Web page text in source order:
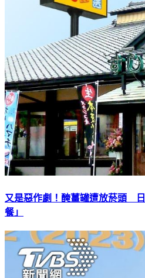
又是惡作劇！醃薑罐遭放菸頭
餐」